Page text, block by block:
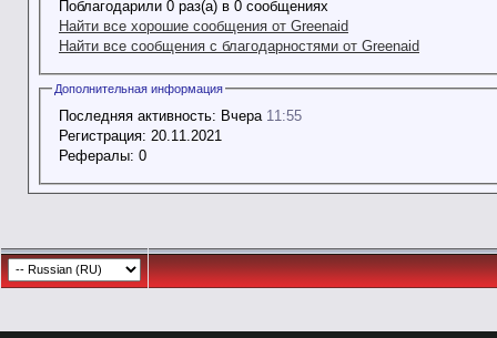
Поблагодарили 0 раз(а) в 0 сообщениях
Найти все хорошие сообщения от Greenaid
Найти все сообщения с благодарностями от Greenaid
Дополнительная информация
Последняя активность: Вчера 11:55
Регистрация: 20.11.2021
Рефералы: 0